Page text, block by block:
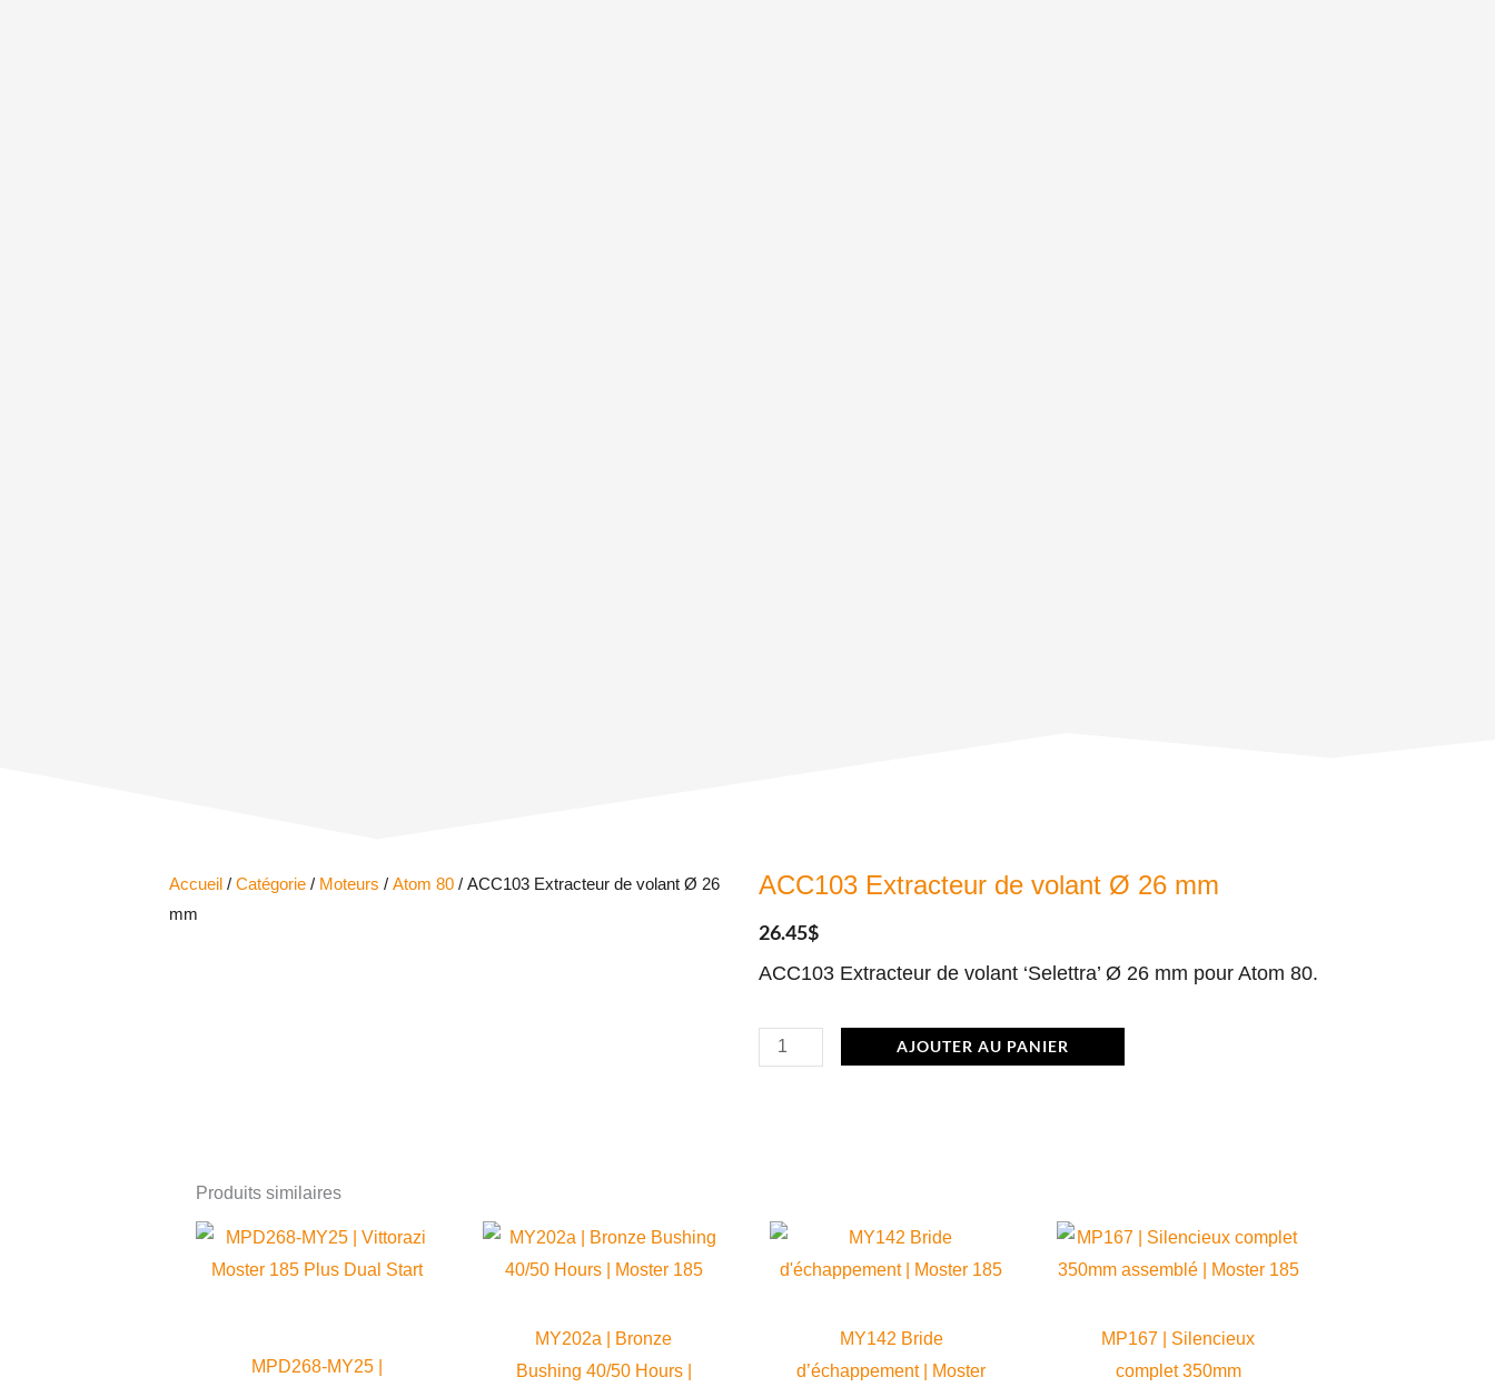
Accueil /Catégorie / Moteurs /Atom 80 / ACC103 Extracteur de volant Ø 26
mm
ACC103 Extracteur de volant Ø 26 mm
26.45$
ACC103 Extracteur de volant ‘Selettra’ Ø 26 mm pour Atom 80.
quantité
Ø
AJOUTER AU PANIER
Produits similaires
MPD268-MY25 |
Ce
produit
variations.
MY202a | Bronze
Bushing 40/50 Hours |
MY142 Bride
d’échappement | Moster
MP167 | Silencieux
complet 350mm